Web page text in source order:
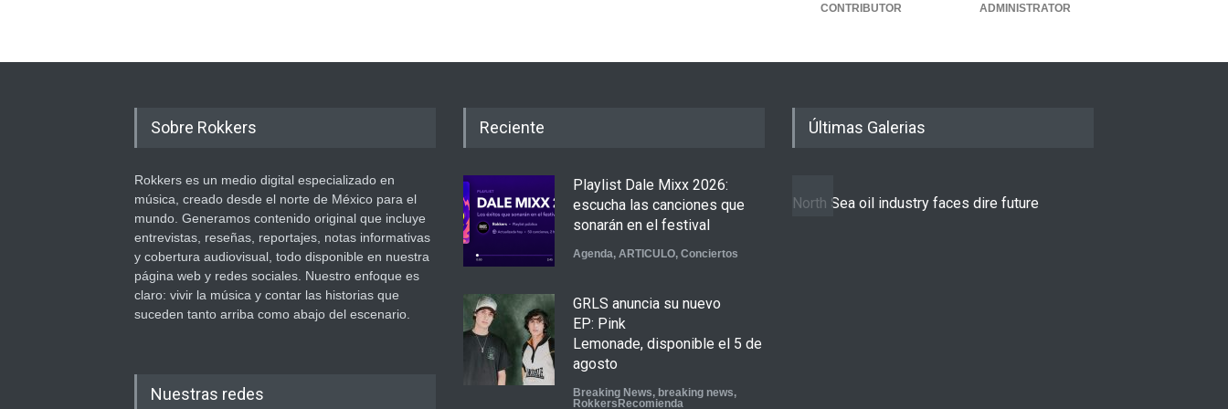
CONTRIBUTOR ADMINISTRATOR
Sobre Rokkers
Rokkers es un medio digital especializado en
música, creado desde el norte de México para el
mundo. Generamos contenido original que incluye
entrevistas, reseñas, reportajes, notas informativas
y cobertura audiovisual, todo disponible en nuestra
página web y redes sociales. Nuestro enfoque es
claro: vivir la música y contar las historias que
suceden tanto arriba como abajo del escenario.
Nuestras redes
Reciente
Playlist Dale Mixx 2026:
escucha las canciones que
sonarán en el festival
Agenda, ARTICULO, Conciertos
GRLS anuncia su nuevo
EP: Pink
Lemonade, disponible el 5 de
agosto
Breaking News, breaking news,
RokkersRecomienda
Últimas Galerias
North Sea oil industry faces dire future